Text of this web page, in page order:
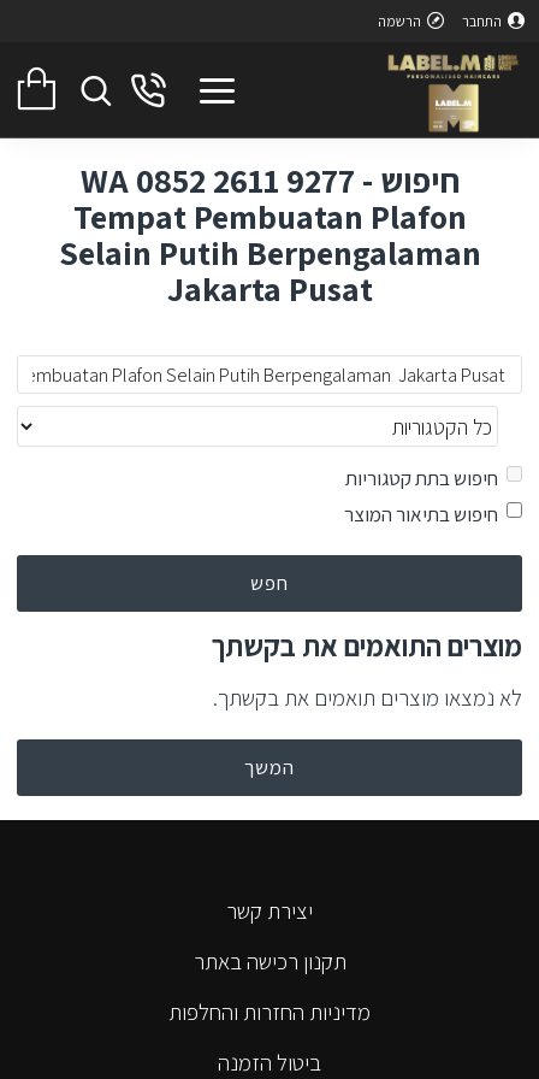
התחבר הרשמה
חיפוש - WA 0852 2611 9277
Tempat Pembuatan Plafon
Selain Putih Berpengalaman
Jakarta Pusat
חיפוש בתת קטגוריות
חיפוש בתיאור המוצר
חפש
מוצרים התואמים את בקשתך
לא נמצאו מוצרים תואמים את בקשתך.
המשך
יצירת קשר
תקנון רכישה באתר
מדיניות החזרות והחלפות
ביטול הזמנה